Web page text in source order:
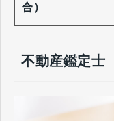
合）
不動産鑑定士